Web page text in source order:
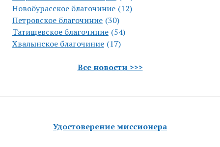
Новобурасское благочиние (12)
Петровское благочиние (30)
Татищевское благочиние (54)
Хвалынское благочиние (17)
Все новости >>>
Удостоверение миссионера